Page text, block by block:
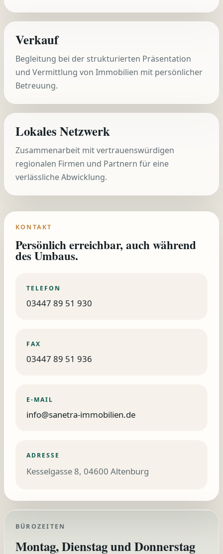
Verkauf
Begleitung bei der strukturierten Präsentation
und Vermittlung von Immobilien mit persönlicher
Betreuung.
Lokales Netzwerk
Zusammenarbeit mit vertrauenswürdigen
regionalen Firmen und Partnern für eine
verlässliche Abwicklung.
KONTAKT
Persönlich erreichbar, auch während
des Umbaus.
TELEFON
03447 89 51 930
FAX
03447 89 51 936
E-MAIL
info@sanetra-immobilien.de
ADRESSE
Kesselgasse 8, 04600 Altenburg
BÜROZEITEN
Montag, Dienstag und Donnerstag